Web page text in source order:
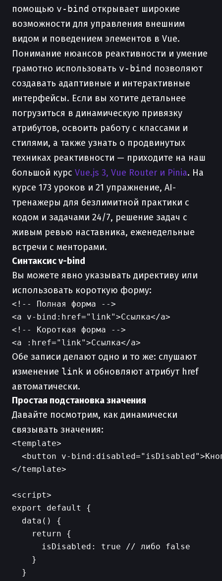
помощью v-bind открывает широкие
возможности для управления внешним
видом и поведением элементов в Vue.
Понимание нюансов реактивности и умение
грамотно использовать v-bind позволяют
создавать адаптивные и интерактивные
интерфейсы. Если вы хотите детальнее
погрузиться в динамическую привязку
атрибутов, освоить работу с классами и
стилями, а также узнать о продвинутых
техниках реактивности — приходите на наш
большой курс Vue.js 3, Vue Router и Pinia. На
курсе 173 уроков и 21 упражнение, AI-
тренажеры для безлимитной практики с
кодом и задачами 24/7, решение задач с
живым ревью наставника, еженедельные
встречи с менторами.
Синтаксис v-bind
Вы можете явно указывать директиву или
использовать короткую форму:
<!-- Полная форма -->
<a v-bind:href="link">Ссылка</a>
<!-- Короткая форма -->
Обе записи делают одно и то же: слушают
изменение link и обновляют атрибут href
автоматически.
Простая подстановка значения
Давайте посмотрим, как динамически
связывать значения:
<template>
<button v-
</template>
<script>
export default {
  data() {
    return {
      isDisabled: true // либо false
    }
  }